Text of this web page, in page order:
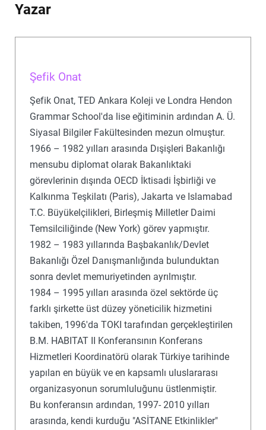
Yazar
Şefik Onat
Şefik Onat, TED Ankara Koleji ve Londra Hendon
Grammar School'da lise eğitiminin ardından A. Ü.
Siyasal Bilgiler Fakültesinden mezun olmuştur.
1966 – 1982 yılları arasında Dışişleri Bakanlığı
mensubu diplomat olarak Bakanlıktaki
görevlerinin dışında OECD İktisadi İşbirliği ve
Kalkınma Teşkilatı (Paris), Jakarta ve Islamabad
T.C. Büyükelçilikleri, Birleşmiş Milletler Daimi
Temsilciliğinde (New York) görev yapmıştır.
1982 – 1983 yıllarında Başbakanlık/Devlet
Bakanlığı Özel Danışmanlığında bulunduktan
sonra devlet memuriyetinden ayrılmıştır.
1984 – 1995 yılları arasında özel sektörde üç
farklı şirkette üst düzey yöneticilik hizmetini
takiben, 1996'da TOKI tarafından gerçekleştirilen
B.M. HABITAT II Konferansının Konferans
Hizmetleri Koordinatörü olarak Türkiye tarihinde
yapılan en büyük ve en kapsamlı uluslararası
organizasyonun sorumluluğunu üstlenmiştir.
Bu konferansın ardından, 1997- 2010 yılları
arasında, kendi kurduğu "ASİTANE Etkinlikler"